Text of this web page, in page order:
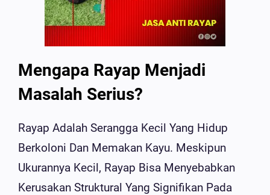
Mengapa Rayap Menjadi
Masalah Serius?
Rayap Adalah Serangga Kecil Yang Hidup
Berkoloni Dan Memakan Kayu. Meskipun
Ukurannya Kecil, Rayap Bisa Menyebabkan
Kerusakan Struktural Yang Signifikan Pada